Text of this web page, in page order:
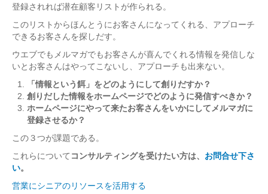
登録されれば潜在顧客リストが作られる。
このリストからほんとうにお客さんになってくれる、アプローチ
できるお客さんを探しだす。
ウエブでもメルマガでもお客さんが喜んでくれる情報を発信しな
いとお客さんはやってこないし、アプローチも出来ない。
「情報という餌」をどのようにして創りだすか？
創りだした情報をホームページでどのように発信すべきか？
ホームページにやって来たお客さんをいかにしてメルマガに
登録させるか？
この３つが課題である。
これらについて コンサルティングを受けたい方は、 お問合せ下さ
い。
営業にシニアのリソースを活用する